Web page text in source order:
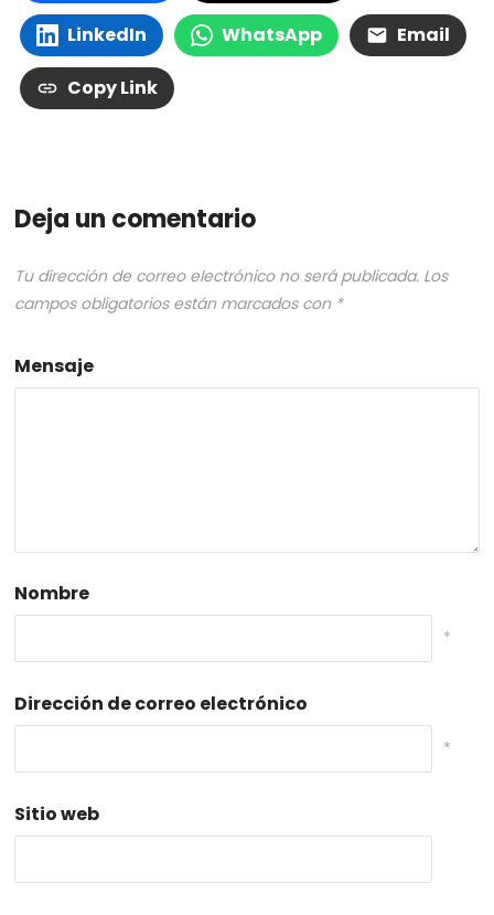
LinkedIn WhatsApp Email
Copy Link
Deja un comentario
Tu dirección de correo electrónico no será publicada. Los
campos obligatorios están marcados con *
Mensaje
Nombre
*
Dirección de correo electrónico
*
Sitio web